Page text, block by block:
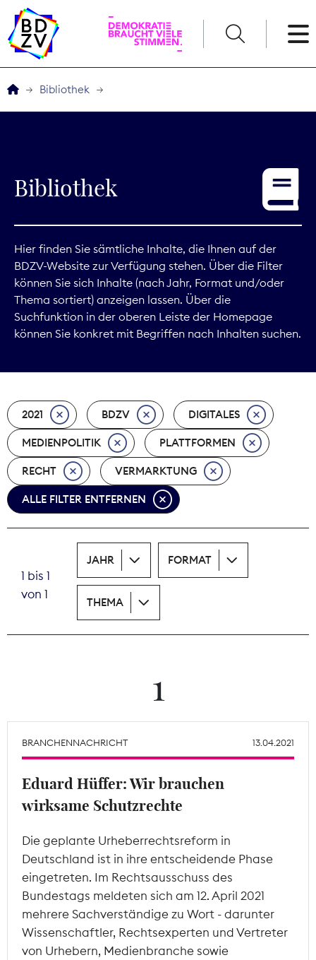
Service
Digitales
Kommunikation
Marktdaten
Nachhaltigkeit
Nachwuchs
Nova Award
Print
Wächterpreis
Mitgliederbereich
Bibliothek
Bibliothek
Hier finden Sie sämtliche Inhalte, die Ihnen auf der
BDZV-Website zur Verfügung stehen. Über die Filter
können Sie sich Inhalte (nach Jahr, Format und/oder
Thema sortiert) anzeigen lassen. Über die
Suchfunktion in der oberen Leiste der Homepage
können Sie konkret mit Begriffen nach Inhalten suchen.
2021 BDZV DIGITALES
MEDIENPOLITIK PLATTFORMEN
RECHT VERMARKTUNG
ALLE FILTER ENTFERNEN
1 bis 1
von 1
JAHR FORMAT
THEMA
1
BRANCHENNACHRICHT 13.04.2021
Eduard Hüffer: Wir brauchen
wirksame Schutzrechte
Die geplante Urheberrechtsreform in
Deutschland ist in ihre entscheidende Phase
eingetreten. Im Rechtsausschuss des
Bundestags meldeten sich am 12. April 2021
mehrere Sachverständige zu Wort - darunter
Wissenschaftler, Rechtsexperten und Vertreter
von Urhebern, Medienbranche sowie